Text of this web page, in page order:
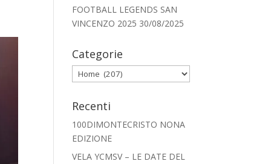
FOOTBALL LEGENDS SAN
VINCENZO 2025 30/08/2025
Categorie
Categorie
Recenti
100DIMONTECRISTO NONA
EDIZIONE
VELA YCMSV – LE DATE DEL